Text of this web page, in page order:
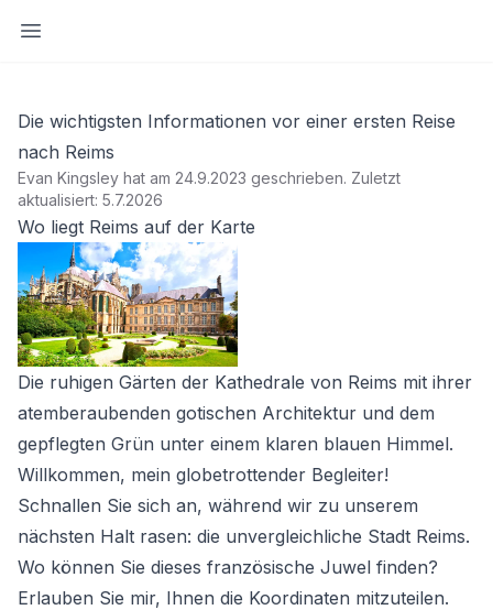
Seitenleiste öffnen
Die wichtigsten Informationen vor einer ersten Reise
nach Reims
Evan Kingsley hat am 24.9.2023 geschrieben. Zuletzt
aktualisiert: 5.7.2026
Wo liegt Reims auf der Karte
Die ruhigen Gärten der Kathedrale von Reims mit ihrer
atemberaubenden gotischen Architektur und dem
gepflegten Grün unter einem klaren blauen Himmel.
Willkommen, mein globetrottender Begleiter!
Schnallen Sie sich an, während wir zu unserem
nächsten Halt rasen: die unvergleichliche Stadt Reims.
Wo können Sie dieses französische Juwel finden?
Erlauben Sie mir, Ihnen die Koordinaten mitzuteilen.